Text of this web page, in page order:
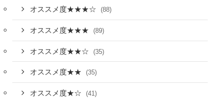
オススメ度★★★☆ (88)
オススメ度★★★ (89)
オススメ度★★☆ (35)
オススメ度★★ (35)
オススメ度★☆ (41)